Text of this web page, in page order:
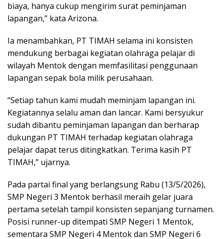
biaya, hanya cukup mengirim surat peminjaman
lapangan,” kata Arizona.
Ia menambahkan, PT TIMAH selama ini konsisten
mendukung berbagai kegiatan olahraga pelajar di
wilayah Mentok dengan memfasilitasi penggunaan
lapangan sepak bola milik perusahaan.
“Setiap tahun kami mudah meminjam lapangan ini.
Kegiatannya selalu aman dan lancar. Kami bersyukur
sudah dibantu peminjaman lapangan dan berharap
dukungan PT TIMAH terhadap kegiatan olahraga
pelajar dapat terus ditingkatkan. Terima kasih PT
TIMAH,” ujarnya.
Pada partai final yang berlangsung Rabu (13/5/2026),
SMP Negeri 3 Mentok berhasil meraih gelar juara
pertama setelah tampil konsisten sepanjang turnamen.
Posisi runner-up ditempati SMP Negeri 1 Mentok,
sementara SMP Negeri 4 Mentok dan SMP Negeri 6